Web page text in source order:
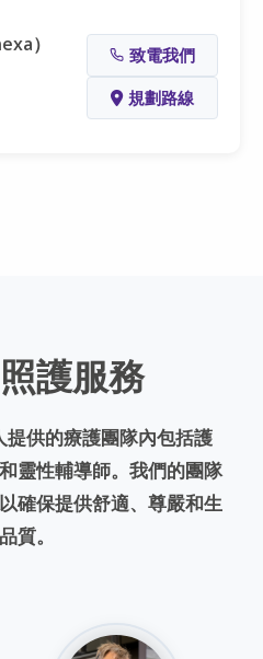
）
致電我們
規劃路線
護服務
供的療護團隊內包括護
靈性輔導師。我們的團隊
確保提供舒適、尊嚴和生
質。